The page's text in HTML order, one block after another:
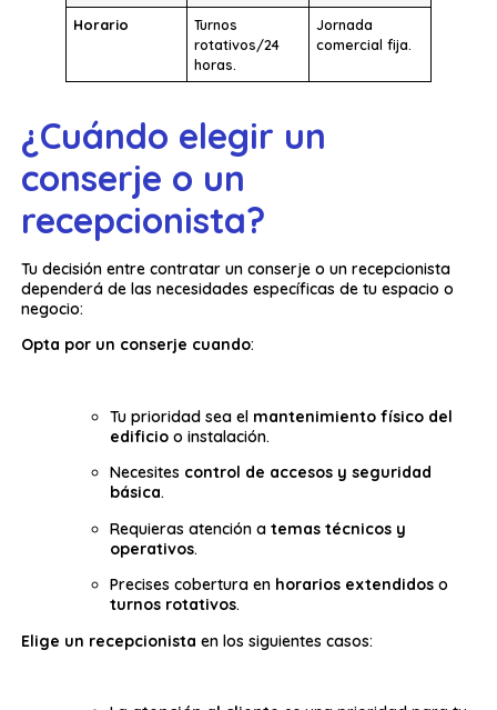
Horario
Turnos
rotativos/24
horas.
Jornada
comercial fija.
¿Cuándo elegir un
conserje o un
recepcionista?
Tu decisión entre contratar un conserje o un recepcionista
dependerá de las necesidades específicas de tu espacio o
negocio:
Opta por un conserje cuando:
Tu prioridad sea el mantenimiento físico del
edificioo instalación.
Necesites control de accesos y seguridad
básica.
Requieras atención atemas técnicos y
operativos.
Precises cobertura en horarios extendidoso
turnos rotativos.
Elige un recepcionista en los siguientes casos: